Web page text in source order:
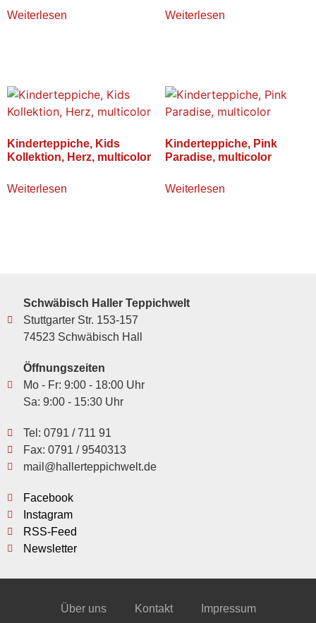
Weiterlesen Weiterlesen
Kinderteppiche, Kids
Kollektion, Herz, multicolor
Weiterlesen
Kinderteppiche, Pink
Paradise, multicolor
Weiterlesen
Schwäbisch Haller Teppichwelt
Stuttgarter Str. 153-157
74523 Schwäbisch Hall
Öffnungszeiten
Mo - Fr: 9:00 - 18:00 Uhr
Sa: 9:00 - 15:30 Uhr
Tel: 0791 / 711 91
Fax: 0791 / 9540313
mail@hallerteppichwelt.de
Facebook
Instagram
RSS-Feed
Newsletter
Über uns Kontakt Impressum